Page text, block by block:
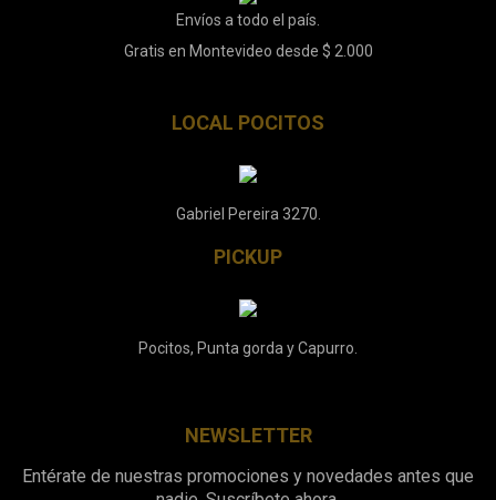
Envíos a todo el país.
Gratis en Montevideo desde $ 2.000
LOCAL POCITOS
Gabriel Pereira 3270.
PICKUP
Pocitos, Punta gorda y Capurro.
NEWSLETTER
Entérate de nuestras promociones y novedades antes que